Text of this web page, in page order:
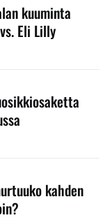
kuuminta
Eli Lilly
kahden